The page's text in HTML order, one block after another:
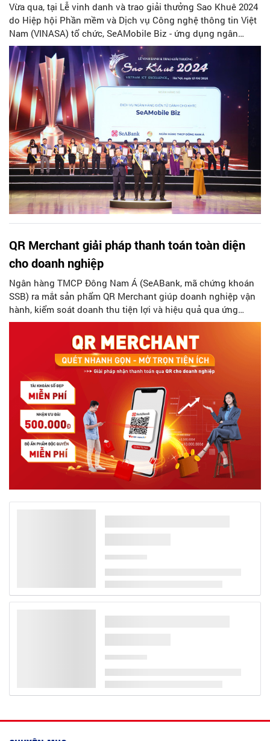
Vừa qua, tại Lễ vinh danh và trao giải thưởng Sao Khuê 2024
do Hiệp hội Phần mềm và Dịch vụ Công nghệ thông tin Việt
Nam (VINASA) tổ chức, SeAMobile Biz - ứng dụng ngân
hàng số dành cho doanh nghiệp của Ngân hàng TMCP
Đông Nam Á (SeABank, mã chứng khoán SSB) đã được bình
chọn là sản phẩm xuất sắc của ngành phần mềm, CNTT Việt
Nam và được công nhận đạt giải thưởng Sao Khuê 2024.
QR Merchant giải pháp thanh toán toàn diện
cho doanh nghiệp
Ngân hàng TMCP Đông Nam Á (SeABank, mã chứng khoán
SSB) ra mắt sản phẩm QR Merchant giúp doanh nghiệp vận
hành, kiểm soát doanh thu tiện lợi và hiệu quả qua ứng
dụng SeAMobile Biz/SeANet.